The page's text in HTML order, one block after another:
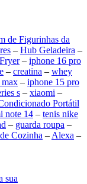
de Figurinhas da
– Hub Geladeira –
– iphone 16 pro
– creatina – whey
– iphone 15 pro
s – xiaomi –
Portátil
note 14 – tenis nike
– guarda roupa –
Cozinha – Alexa –
sua